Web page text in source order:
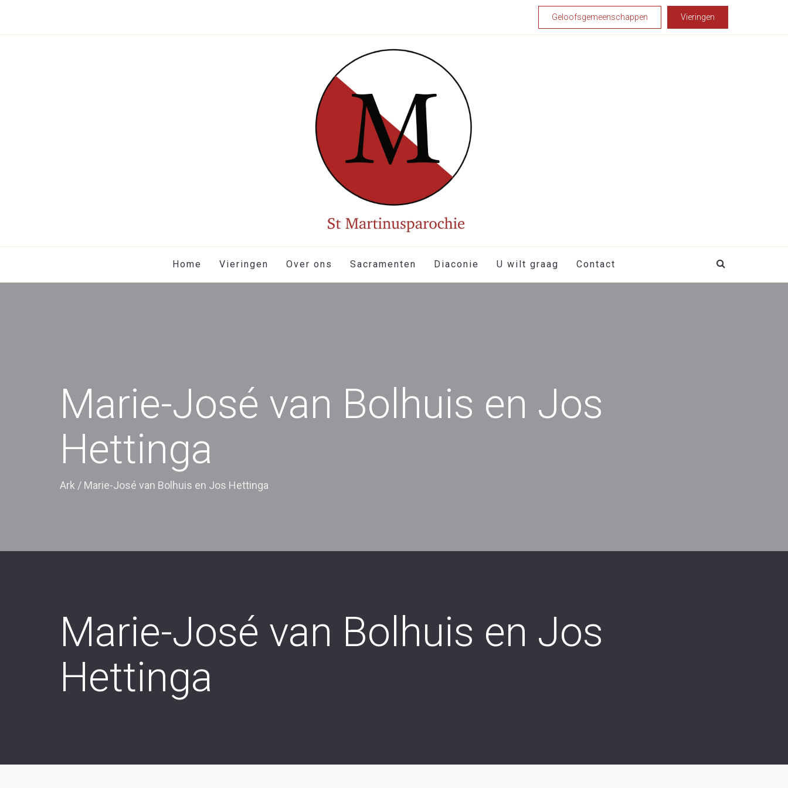
Geloofsgemeenschappen Vieringen
Home Vieringen Over ons Sacramenten Diaconie U wilt graag Contact
Marie-José van Bolhuis en Jos
Hettinga
Ark / Marie-José van Bolhuis en Jos Hettinga
Marie-José van Bolhuis en Jos
Hettinga